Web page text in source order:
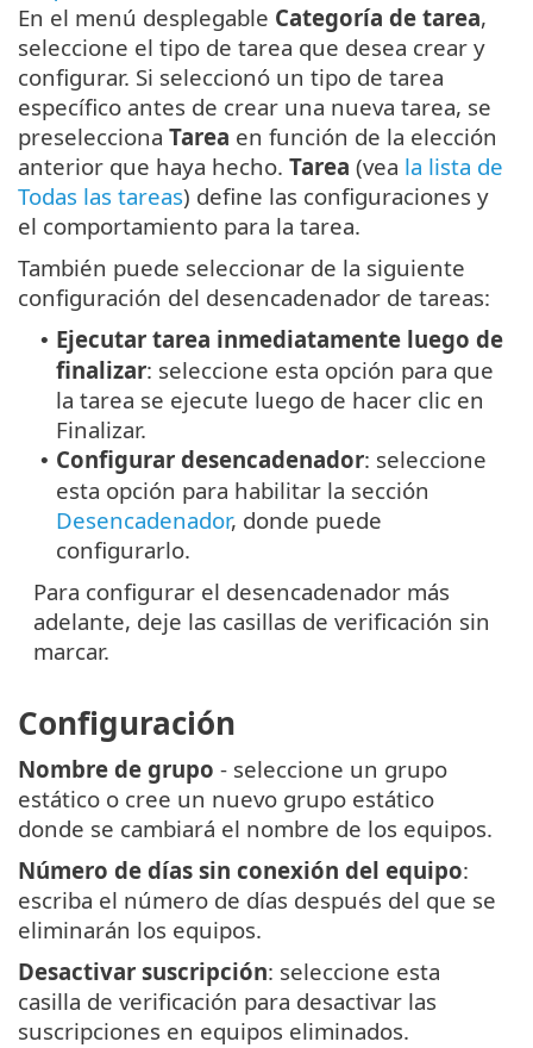
En el menú desplegable Categoría de tarea,
seleccione el tipo de tarea que desea crear y
configurar. Si seleccionó un tipo de tarea
específico antes de crear una nueva tarea, se
preselecciona Tarea en función de la elección
anterior que haya hecho. Tarea (vea la lista de
Todas las tareas) define las configuraciones y
el comportamiento para la tarea.
También puede seleccionar de la siguiente
configuración del desencadenador de tareas:
• Ejecutar tarea inmediatamente luego de
finalizar: seleccione esta opción para que
la tarea se ejecute luego de hacer clic en
Finalizar.
• Configurar desencadenador: seleccione
esta opción para habilitar la sección
Desencadenador, donde puede
configurarlo.
Para configurar el desencadenador más
adelante, deje las casillas de verificación sin
marcar.
Configuración
Nombre de grupo - seleccione un grupo
estático o cree un nuevo grupo estático
donde se cambiará el nombre de los equipos.
Número de días sin conexión del equipo:
escriba el número de días después del que se
eliminarán los equipos.
Desactivar suscripción: seleccione esta
casilla de verificación para desactivar las
suscripciones en equipos eliminados.